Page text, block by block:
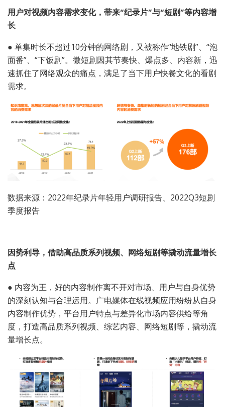
用户对视频内容需求变化，带来“纪录片”与“短剧”等内容增
长
● 单集时长不超过10分钟的网络剧，又被称作“地铁剧”、“泡
面番”、“下饭剧”。微短剧因其节奏快、爆点多、内容新，迅
速抓住了网络观众的痛点，满足了当下用户快餐文化的看剧
需求。
数据来源：2022年纪录片年轻用户调研报告、2022Q3短剧
季度报告
因势利导，借助高品质系列视频、网络短剧等撬动流量增长
点
● 内容为王，好的内容制作离不开对市场、用户与自身优势
的深刻认知与合理运用。广电媒体在线视频应用纷纷从自身
内容制作优势，平台用户特点与差异化市场内容供给等角
度，打造高品质系列视频、综艺内容、网络短剧等，撬动流
量增长点。